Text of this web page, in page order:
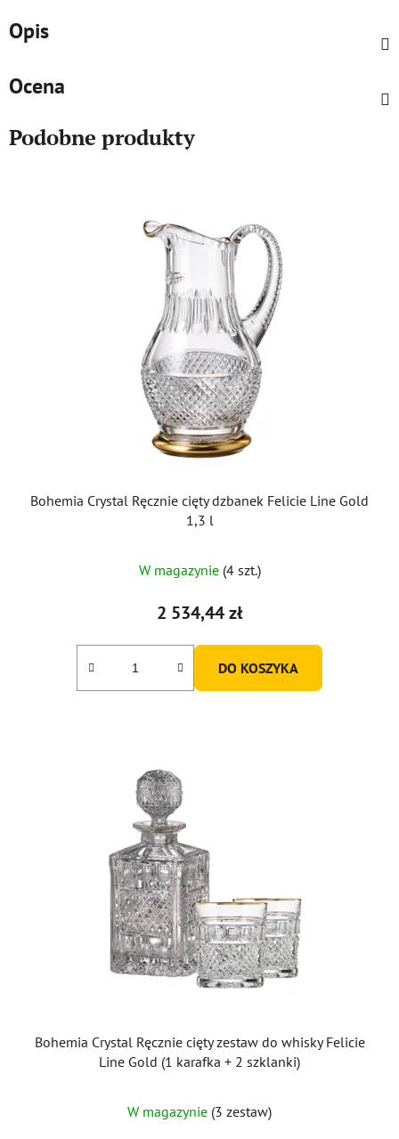
Opis
Ocena
Podobne produkty
Bohemia Crystal Ręcznie cięty dzbanek Felicie Line Gold
1,3 l
W magazynie (4 szt.)
2 534,44 zł
DO KOSZYKA
Bohemia Crystal Ręcznie cięty zestaw do whisky Felicie
Line Gold (1 karafka + 2 szklanki)
W magazynie (3 zestaw)